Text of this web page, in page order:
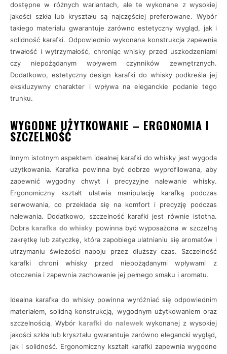
dostępne w różnych wariantach, ale te wykonane z wysokiej
jakości szkła lub kryształu są najczęściej preferowane. Wybór
takiego materiału gwarantuje zarówno estetyczny wygląd, jak i
solidność karafki. Odpowiednio wykonana konstrukcja zapewnia
trwałość i wytrzymałość, chroniąc whisky przed uszkodzeniami
czy niepożądanym wpływem czynników zewnętrznych.
Dodatkowo, estetyczny design karafki do whisky podkreśla jej
ekskluzywny charakter i wpływa na eleganckie podanie tego
trunku.
WYGODNE UŻYTKOWANIE – ERGONOMIA I
SZCZELNOŚĆ
Innym istotnym aspektem idealnej karafki do whisky jest wygoda
użytkowania. Karafka powinna być dobrze wyprofilowana, aby
zapewnić wygodny chwyt i precyzyjne nalewanie whisky.
Ergonomiczny kształt ułatwia manipulację karafką podczas
serwowania, co przekłada się na komfort i precyzję podczas
nalewania. Dodatkowo, szczelność karafki jest równie istotna.
Dobra karafka do whisky powinna być wyposażona w szczelną
zakrętkę lub zatyczkę, która zapobiega ulatnianiu się aromatów i
utrzymaniu świeżości napoju przez dłuższy czas. Szczelność
karafki chroni whisky przed niepożądanymi wpływami z
otoczenia i zapewnia zachowanie jej pełnego smaku i aromatu.
Idealna karafka do whisky powinna wyróżniać się odpowiednim
materiałem, solidną konstrukcją, wygodnym użytkowaniem oraz
szczelnością. Wybór karafki do nalewek wykonanej z wysokiej
jakości szkła lub kryształu gwarantuje zarówno elegancki wygląd,
jak i solidność. Ergonomiczny kształt karafki zapewnia wygodne